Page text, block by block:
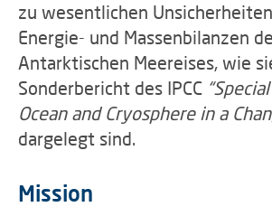
zu wesentlichen
Energie- und Massenbilanzen
Antarktischen Meereises, wie
Sonderbericht des IPCC
Ocean and Cryosphere in a
dargelegt sind.
Mission